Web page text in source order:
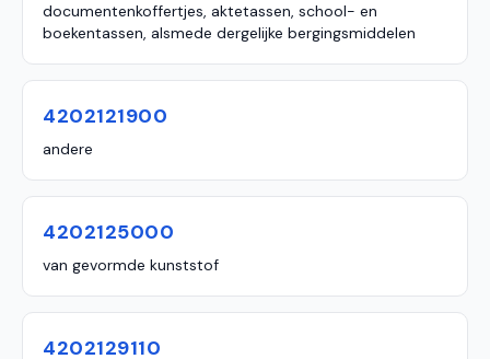
documentenkoffertjes, aktetassen, school- en
boekentassen, alsmede dergelijke bergingsmiddelen
4202121900
andere
4202125000
van gevormde kunststof
4202129110